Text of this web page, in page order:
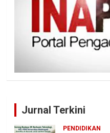
Jurnal Terkini
PENDIDIKAN